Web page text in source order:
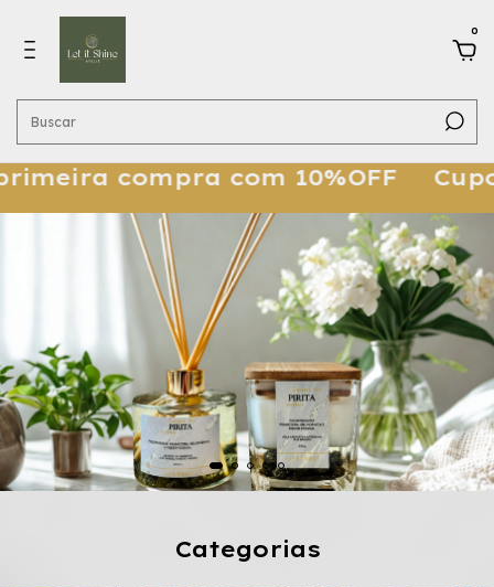
0
compra com 10%OFF Cupom
Categorias